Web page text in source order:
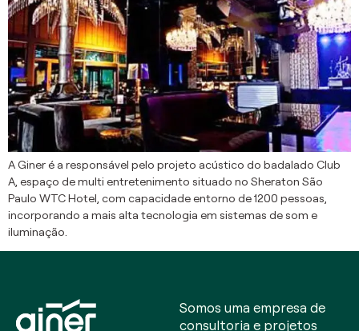
A Giner é a responsável pelo projeto acústico do badalado Club
A, espaço de multi entretenimento situado no Sheraton São
Paulo WTC Hotel, com capacidade entorno de 1200 pessoas,
incorporando a mais alta tecnologia em sistemas de som e
iluminação.
Somos uma empresa de
consultoria e projetos